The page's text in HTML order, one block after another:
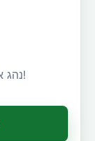
נהג אוטובוס! האוטובוס שלך מוכן לטיול. הזדרז!